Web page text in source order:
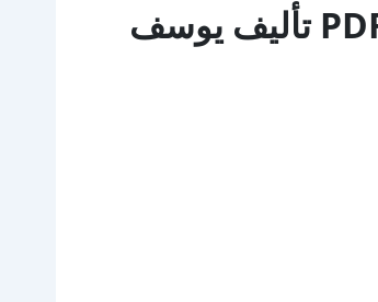
تحميل كتاب مفهوم السلب عند هيجل PDF تأليف يوسف